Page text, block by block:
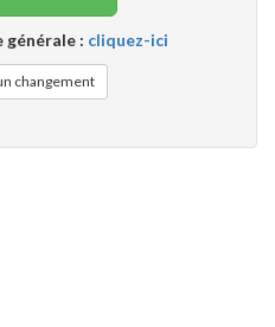
générale : cliquez-ici
changement